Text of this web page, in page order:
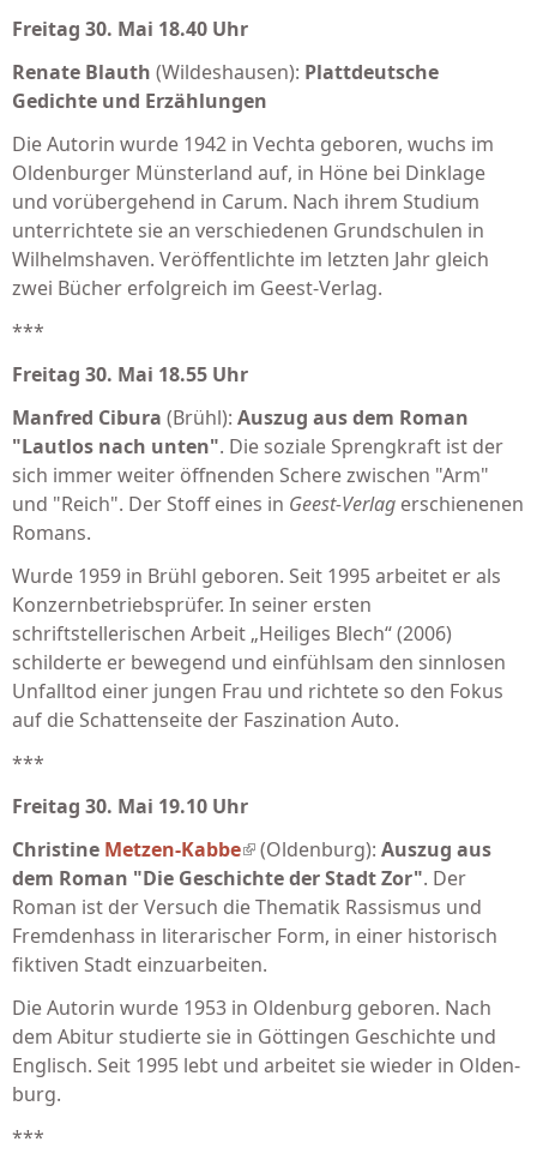
Freitag 30. Mai 18.40 Uhr
Renate Blauth (Wildeshausen): Plattdeutsche
Gedichte und Erzählungen
Die Autorin wurde 1942 in Vechta geboren, wuchs im
Olden­burger Münsterland auf, in Höne bei Dinklage
und vorüber­ge­hend in Carum. Nach ihrem Studium
unterrich­te­te sie an verschiedenen Grund­schulen in
Wilhelmshaven. Veröffentlichte im letzten Jahr gleich
zwei Bücher erfolgreich im Geest-Verlag.
***
Freitag 30. Mai 18.55 Uhr
Manfred Cibura (Brühl): Auszug aus dem Roman
"Lautlos nach unten". Die soziale Sprengkraft ist der
sich immer weiter öffnenden Schere zwischen "Arm"
und "Reich". Der Stoff eines in Geest-Verlag erschienenen
Romans.
Wurde 1959 in Brühl geboren. Seit 1995 arbeitet er als
Konzernbetriebsprüfer. In seiner ersten
schriftstellerischen Arbeit „Heiliges Blech“ (2006)
schilderte er bewegend und einfühlsam den sinnlosen
Unfalltod einer jungen Frau und richtete so den Fokus
auf die Schattenseite der Faszination Auto.
***
Freitag 30. Mai 19.10 Uhr
Christine Metzen-Kabbe(link is external)
(Oldenburg): Auszug aus
dem Roman "Die Geschichte der Stadt Zor". Der
Roman ist der Versuch die Thematik Rassismus und
Fremdenhass in literarischer Form, in einer historisch
fiktiven Stadt einzuarbeiten.
Die Autorin wurde 1953 in Olden­burg geboren. Nach
dem Abitur stu­dierte sie in Göttingen Ge­schichte und
Englisch. Seit 1995 lebt und ar­beitet sie wieder in Ol­den­
burg.
***